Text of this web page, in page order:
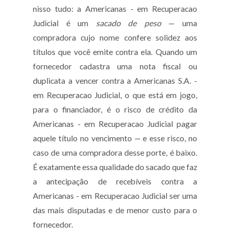
nisso tudo: a Americanas - em Recuperacao
Judicial é um sacado de peso— uma
compradora cujo nome confere solidez aos
títulos que você emite contra ela. Quando um
fornecedor cadastra uma nota fiscal ou
duplicata a vencer contra a Americanas S.A. -
em Recuperacao Judicial, o que está em jogo,
para o financiador, é o risco de crédito da
Americanas - em Recuperacao Judicial pagar
aquele título no vencimento — e esse risco, no
caso de uma compradora desse porte, é baixo.
É exatamente essa qualidade do sacado que faz
a antecipação de recebíveis contra a
Americanas - em Recuperacao Judicial ser uma
das mais disputadas e de menor custo para o
fornecedor.